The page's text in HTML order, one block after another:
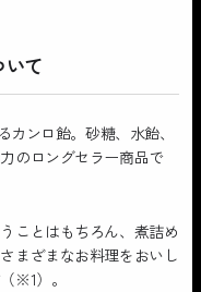
て
カンロ飴。砂糖、水飴、
のロングセラー商品で
ことはもちろん、煮詰め
まざまなお料理をおいし
※1）。